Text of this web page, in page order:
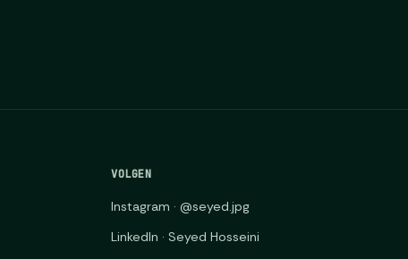
VOLGEN
Instagram · @seyed.jpg
LinkedIn · Seyed Hosseini